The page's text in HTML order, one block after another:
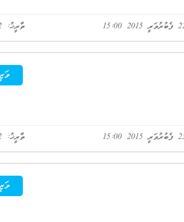
ތާރީޚު: 12 ފެބުރުވަރީ 2015
ތާރީޚު: 12 ފެބުރުވަރީ 2015